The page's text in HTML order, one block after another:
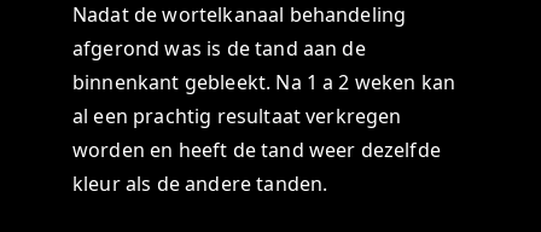
Nadat de wortelkanaal behandeling
afgerond was is de tand aan de
binnenkant gebleekt. Na 1 a 2 weken kan
al een prachtig resultaat verkregen
worden en heeft de tand weer dezelfde
kleur als de andere tanden.